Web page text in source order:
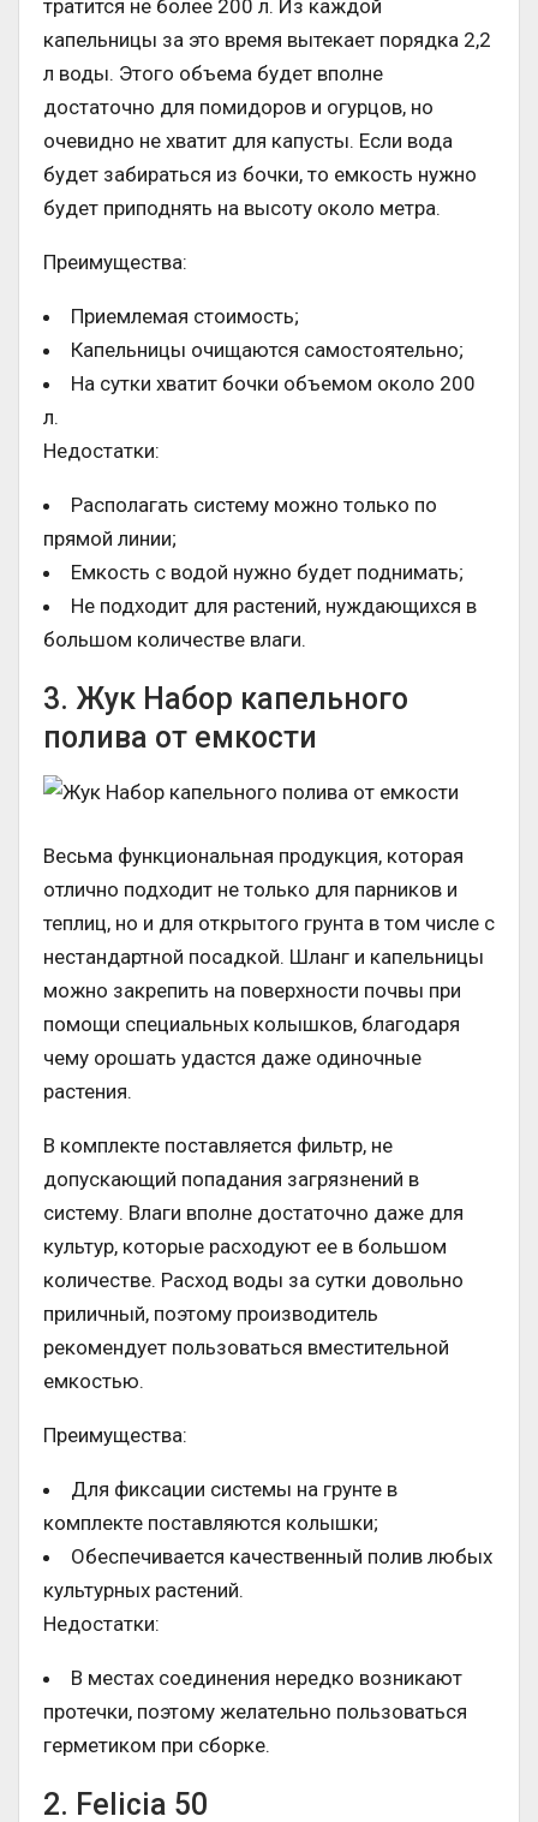
тратится не более 200 л. Из каждой
капельницы за это время вытекает порядка 2,2
л воды. Этого объема будет вполне
достаточно для помидоров и огурцов, но
очевидно не хватит для капусты. Если вода
будет забираться из бочки, то емкость нужно
будет приподнять на высоту около метра.
Преимущества:
Приемлемая стоимость;
Капельницы очищаются самостоятельно;
На сутки хватит бочки объемом около 200
л.
Недостатки:
Располагать систему можно только по
прямой линии;
Емкость с водой нужно будет поднимать;
Не подходит для растений, нуждающихся в
большом количестве влаги.
3. Жук Набор капельного
полива от емкости
Весьма функциональная продукция, которая
отлично подходит не только для парников и
теплиц, но и для открытого грунта в том числе с
нестандартной посадкой. Шланг и капельницы
можно закрепить на поверхности почвы при
помощи специальных колышков, благодаря
чему орошать удастся даже одиночные
растения.
В комплекте поставляется фильтр, не
допускающий попадания загрязнений в
систему. Влаги вполне достаточно даже для
культур, которые расходуют ее в большом
количестве. Расход воды за сутки довольно
приличный, поэтому производитель
рекомендует пользоваться вместительной
емкостью.
Преимущества:
Для фиксации системы на грунте в
комплекте поставляются колышки;
Обеспечивается качественный полив любых
культурных растений.
Недостатки:
В местах соединения нередко возникают
протечки, поэтому желательно пользоваться
герметиком при сборке.
2. Felicia 50